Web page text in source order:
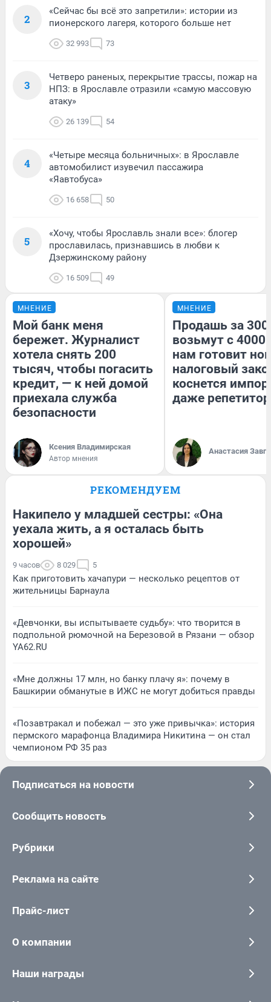
2
«Сейчас бы всё это запретили»: истории из
пионерского лагеря, которого больше нет
32 993 73
3
Четверо раненых, перекрытие трассы, пожар на
НПЗ: в Ярославле отразили «самую массовую
атаку»
26 139 54
4
«Четыре месяца больничных»: в Ярославле
автомобилист изувечил пассажира
«Яавтобуса»
16 658 50
5
«Хочу, чтобы Ярославль знали все»: блогер
прославилась, признавшись в любви к
Дзержинскому району
16 509 49
МНЕНИЕ
Мой банк меня
бережет. Журналист
хотела снять 200
тысяч, чтобы погасить
кредит, — к ней домой
приехала служба
безопасности
Ксения Владимирская
Автор мнения
МНЕНИЕ
Продашь за
возьмут с
нам готовит
налоговый
коснется
даже
Анастасия
РЕКОМЕНДУЕМ
Накипело у младшей сестры: «Она
уехала жить, а я осталась быть
хорошей»
9 часов 8 029 5
Как приготовить хачапури — несколько рецептов от
жительницы Барнаула
«Девчонки, вы испытываете судьбу»: что творится в
подпольной рюмочной на Березовой в Рязани — обзор
YA62.RU
«Мне должны 17 млн, но банку плачу я»: почему в
Башкирии обманутые в ИЖС не могут добиться правды
«Позавтракал и побежал — это уже привычка»: история
пермского марафонца Владимира Никитина — он стал
чемпионом РФ 35 раз
Подписаться на новости
Сообщить новость
Рубрики
Реклама на сайте
Прайс-лист
О компании
Наши награды